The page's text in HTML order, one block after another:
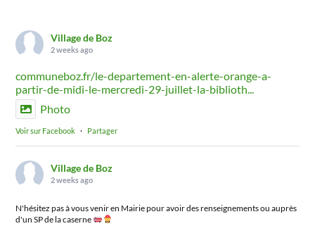
Village de Boz
2 weeks ago
communeboz.fr/le-departement-en-alerte-orange-a-
partir-de-midi-le-mercredi-29-juillet-la-biblioth...
Photo
Voir sur Facebook · Partager
Village de Boz
2 weeks ago
N'hésitez pas à vous venir en Mairie pour avoir des renseignements ou auprès
d'un SP de la caserne